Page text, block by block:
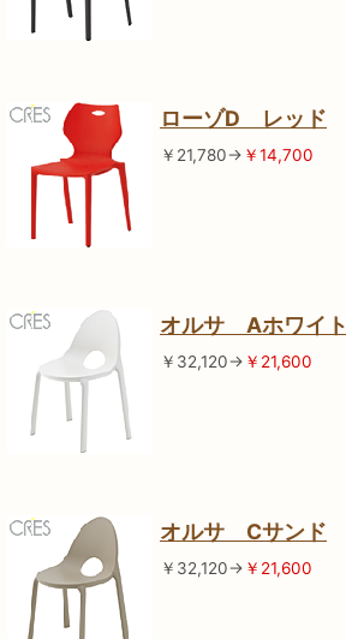
ローゾD レッド
￥21,780→ ￥14,700
オルサ Aホワイト
￥32,120→ ￥21,600
オルサ Cサンド
￥32,120→ ￥21,600